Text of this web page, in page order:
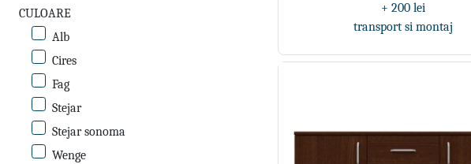
CULOARE
Alb
Cires
Fag
Stejar
Stejar sonoma
Wenge
+ 200 lei
transport si montaj